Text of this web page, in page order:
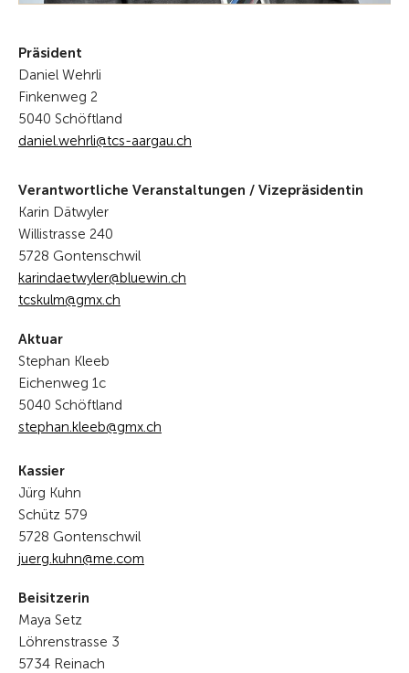
Präsident
Daniel Wehrli
Finkenweg 2
5040 Schöftland
d n lw hrl tcs- rg ch
Verantwortliche Veranstaltungen / Vizepräsidentin
Karin Dätwyler
Willistrasse 240
5728 Gontenschwil
karindaetwyler@bluewin.ch
tcskulm@gmx.ch
Aktuar
Stephan Kleeb
Eichenweg 1c
5040 Schöftland
st ph n kl b gmx ch
Kassier
Jürg Kuhn
Schütz 579
5728 Gontenschwil
j
rg k hn m c m
Beisitzerin
Maya Setz
Löhrenstrasse 3
5734 Reinach